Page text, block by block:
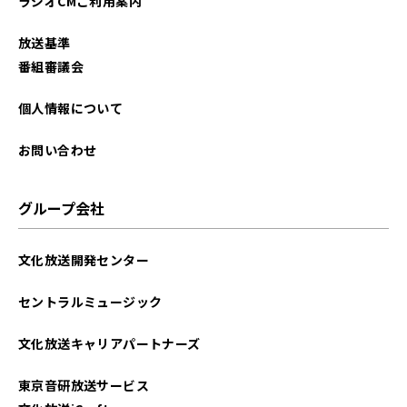
放送基準
番組審議会
個人情報について
お問い合わせ
グループ会社
文化放送開発センター
セントラルミュージック
文化放送キャリアパートナーズ
東京音研放送サービス